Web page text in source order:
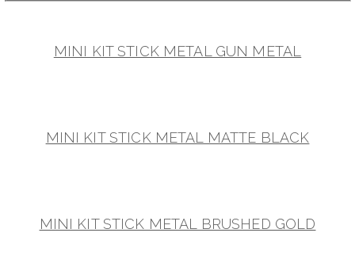
MINI KIT STICK METAL GUN METAL
MINI KIT STICK METAL MATTE BLACK
MINI KIT STICK METAL BRUSHED GOLD